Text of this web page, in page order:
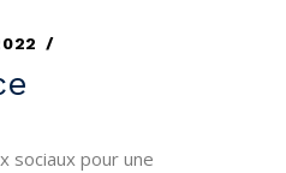
sociaux pour une